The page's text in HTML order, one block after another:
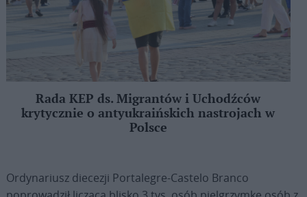
Rada KEP ds. Migrantów i Uchodźców
krytycznie o antyukraińskich nastrojach w
Polsce
Ordynariusz diecezji Portalegre-Castelo Branco